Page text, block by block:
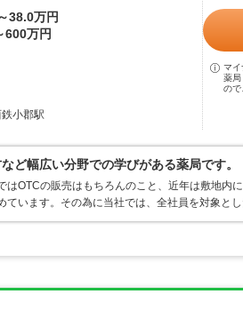
38.0万円
600万円
小郡駅
マイ
薬局
ので
ど幅広い分野での学びがある薬局です。
はOTCの販売はもちろんのこと、近年は敷地内
ています。その為に当社では、全社員を対象と